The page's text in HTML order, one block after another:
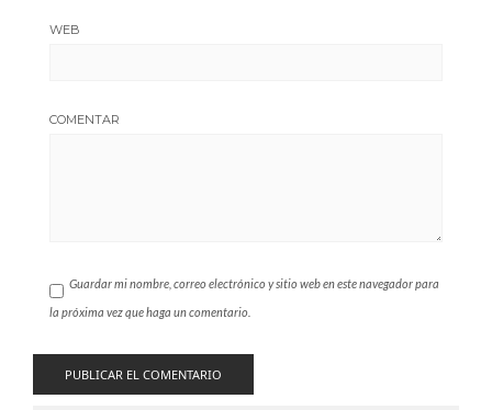
WEB
COMENTAR
Guardar mi nombre, correo electrónico y sitio web en este navegador para
la próxima vez que haga un comentario.